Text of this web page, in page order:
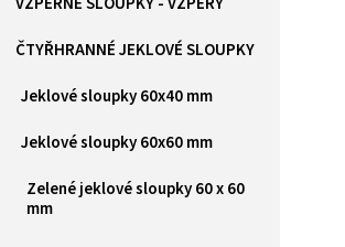
ČTYŘHRANNÉ JEKLOVÉ SLOUPKY
Jeklové sloupky 60x40 mm
Jeklové sloupky 60x60 mm
Zelené jeklové sloupky 60 x 60
mm
1980 MM